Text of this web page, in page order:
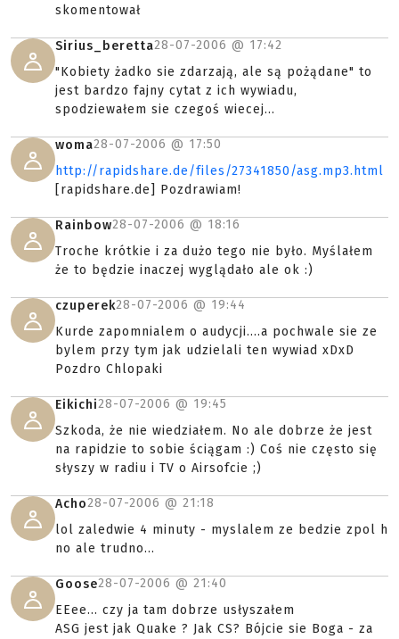
skomentował
Sirius_beretta28-07-2006 @ 17:42
"Kobiety żadko sie zdarzają, ale są pożądane" to
jest bardzo fajny cytat z ich wywiadu,
spodziewałem sie czegoś wiecej...
woma28-07-2006 @ 17:50
http://rapidshare.de/files/27341850/asg.mp3.html
[rapidshare.de] Pozdrawiam!
Rainbow28-07-2006 @ 18:16
Troche krótkie i za dużo tego nie było. Myślałem
że to będzie inaczej wyglądało ale ok :)
czuperek28-07-2006 @ 19:44
Kurde zapomnialem o audycji....a pochwale sie ze
bylem przy tym jak udzielali ten wywiad xDxD
Pozdro Chlopaki
Eikichi28-07-2006 @ 19:45
Szkoda, że nie wiedziałem. No ale dobrze że jest
na rapidzie to sobie ściągam :) Coś nie często się
słyszy w radiu i TV o Airsofcie ;)
Acho28-07-2006 @ 21:18
lol zaledwie 4 minuty - myslalem ze bedzie zpol h
no ale trudno...
Goose28-07-2006 @ 21:40
EEee... czy ja tam dobrze usłyszałem
ASG jest jak Quake ? Jak CS? Bójcie sie Boga - za